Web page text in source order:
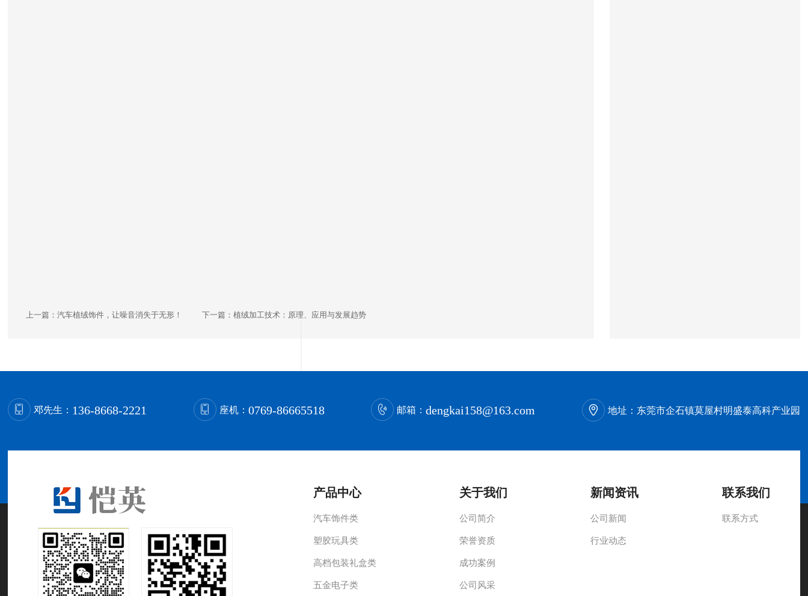
上一篇：汽车植绒饰件，让噪音消失于无形！ 下一篇：植绒加工技术：原理、应用与发展趋势
邓先生： 136-8668-2221 座机： 0769-86665518 邮箱：dengkai158@163.com 地址： 东莞市企石镇莫屋村明盛泰高科产业园
产品中心
汽车饰件类
塑胶玩具类
高档包装礼盒类
五金电子类
关于我们
公司简介
荣誉资质
成功案例
公司风采
新闻资讯
公司新闻
行业动态
联系我们
联系方式